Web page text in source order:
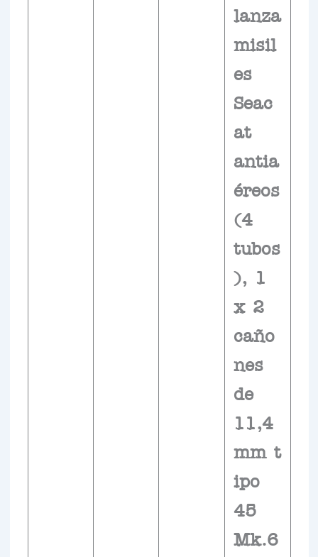
lanza
misil
es
Seac
at
antia
éreos
(4
tubos
), 1
x 2
caño
nes
de
11,4
mm t
ipo
45
Mk.6